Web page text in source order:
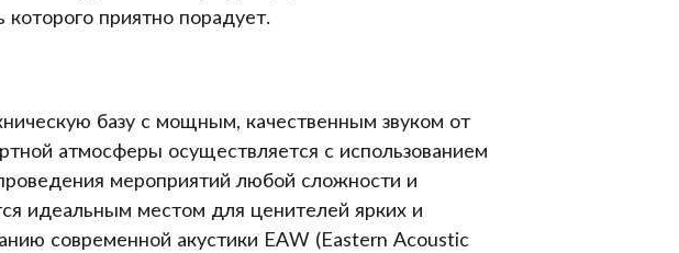
приятно порадует.
базу с мощным, качественным звуком от
атмосферы осуществляется с использованием
мероприятий любой сложности и
идеальным местом для ценителей ярких и
современной акустики EAW (Eastern Acoustic